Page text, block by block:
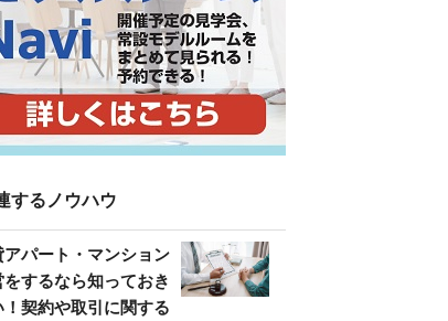
するノウハウ
アパート・マンション
をするなら知っておき
！契約や取引に関する